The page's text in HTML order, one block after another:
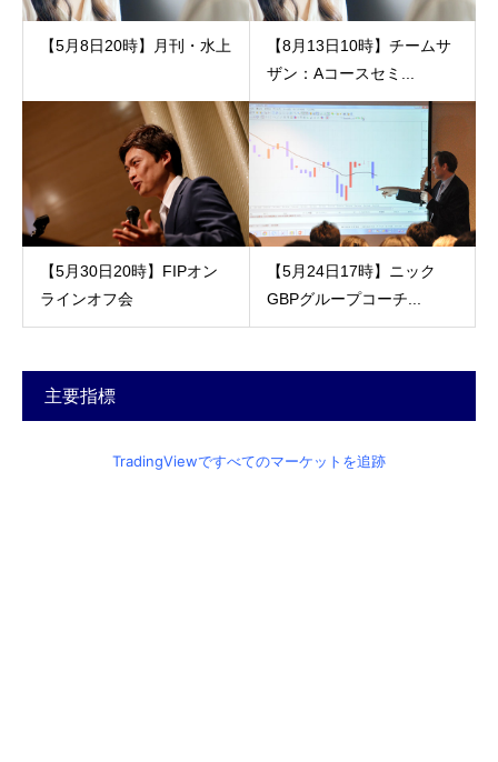
【5月8日20時】月刊・水上
【8月13日10時】チームサ
ザン：Aコースセミ...
【5月30日20時】FIPオン
ラインオフ会
【5月24日17時】ニック
GBPグループコーチ...
主要指標
TradingViewですべてのマーケットを追跡